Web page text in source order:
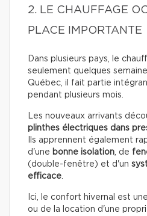
2. LE CHAUFFAGE
PLACE IMPORTANTE
Dans plusieurs pays, le
seulement quelques
Québec, il fait partie
pendant plusieurs mois.
Les nouveaux arrivants
plinthes électriques dans
Ils apprennent également
d'une bonne isolation, de
(double-fenêtre) et d'un
efficace.
Ici, le confort hivernal est
ou de la location d'une